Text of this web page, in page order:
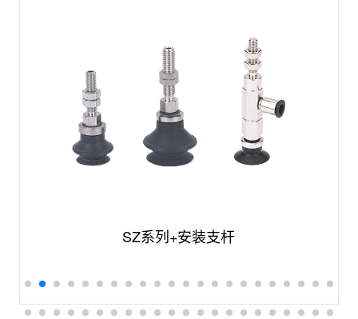
SZ系列+安装支杆